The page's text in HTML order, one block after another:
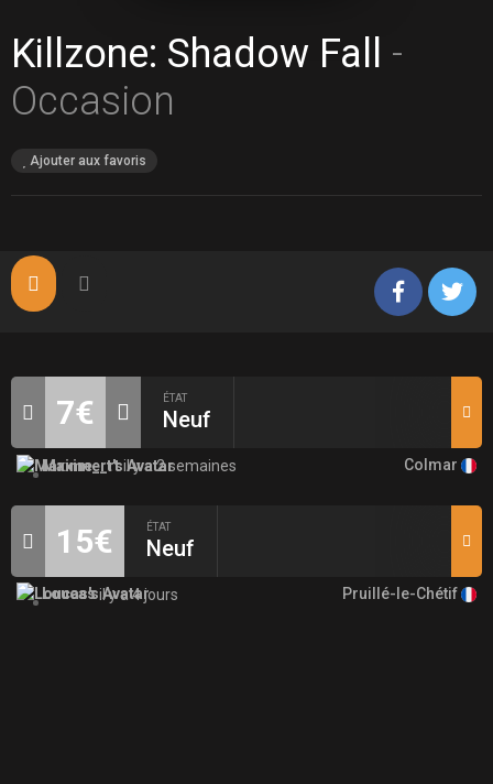
Killzone: Shadow Fall -
Occasion
Ajouter aux favoris
7€ ÉTAT
Neuf
Maxime_rtil y a 2 semaines Colmar
15€ ÉTAT
Neuf
Loucasil y a 4 jours Pruillé-le-Chétif